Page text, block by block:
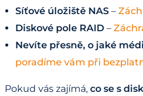
Síťové úložiště NAS –
Diskové pole RAID –
Nevíte přesně, o jaké
poradíme vám při
Pokud vás zajímá, co se s